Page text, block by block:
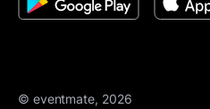
© eventmate, 2026